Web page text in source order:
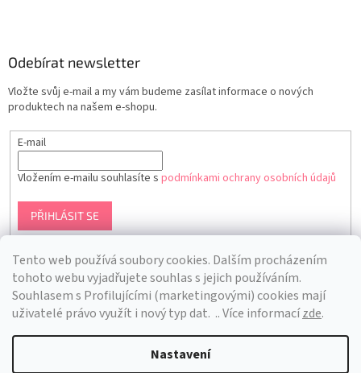
Tento web používá soubory cookies. Dalším procházením
tohoto webu vyjadřujete souhlas s jejich používáním.
Souhlasem s Profilujícími (marketingovými) cookies mají
uživatelé právo využít i nový typ dat. .. Více informacízde.
Nastavení
Odebírat newsletter
Vložte svůj e-mail a my vám budeme zasílat informace o nových
produktech na našem e-shopu.
E-mail
Vložením e-mailu souhlasíte s podmínkami ochrany osobních údajů
PŘIHLÁSIT SE
Vytvořil Shoptet